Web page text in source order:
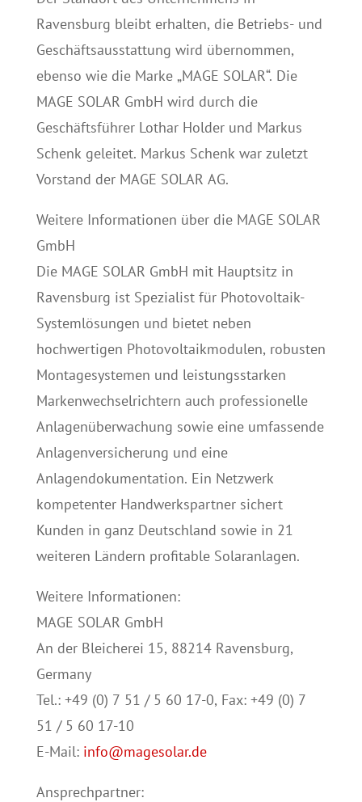
Ravensburg bleibt erhalten, die Betriebs- und
Geschäftsausstattung wird übernommen,
ebenso wie die Marke „MAGE SOLAR“. Die
MAGE SOLAR GmbH wird durch die
Geschäftsführer Lothar Holder und Markus
Schenk geleitet. Markus Schenk war zuletzt
Vorstand der MAGE SOLAR AG.
Weitere Informationen über die MAGE SOLAR
GmbH
Die MAGE SOLAR GmbH mit Hauptsitz in
Ravensburg ist Spezialist für Photovoltaik-
Systemlösungen und bietet neben
hochwertigen Photovoltaikmodulen, robusten
Montagesystemen und leistungsstarken
Markenwechselrichtern auch professionelle
Anlagenüberwachung sowie eine umfassende
Anlagenversicherung und eine
Anlagendokumentation. Ein Netzwerk
kompetenter Handwerkspartner sichert
Kunden in ganz Deutschland sowie in 21
weiteren Ländern profitable Solaranlagen.
Weitere Informationen:
MAGE SOLAR GmbH
An der Bleicherei 15, 88214 Ravensburg,
Germany
Tel.: +49 (0) 7 51 / 5 60 17-0, Fax: +49 (0) 7
51 / 5 60 17-10
E-Mail: info@magesolar.de
Ansprechpartner: